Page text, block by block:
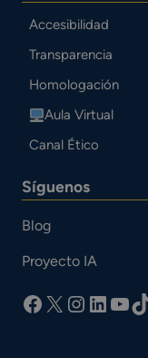
Accesibilidad
Transparencia
Homologación
Aula Virtual
Canal Ético
Síguenos
Blog
Proyecto IA
facebook
X